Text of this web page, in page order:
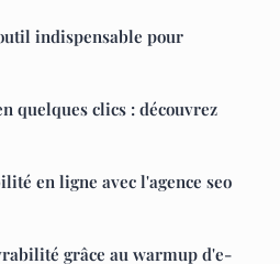
indispensable pour
quelques clics : découvrez
en ligne avec l'agence seo
grâce au warmup d'e-